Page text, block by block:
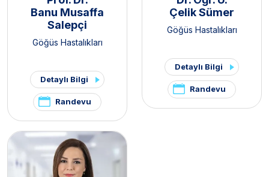
Banu Musaffa
Salepçi
Göğüs Hastalıkları
Detaylı Bilgi
Randevu
Çelik Sümer
Göğüs Hastalıkları
Detaylı Bilgi
Randevu